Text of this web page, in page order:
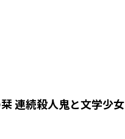
連続殺人鬼と文学少女